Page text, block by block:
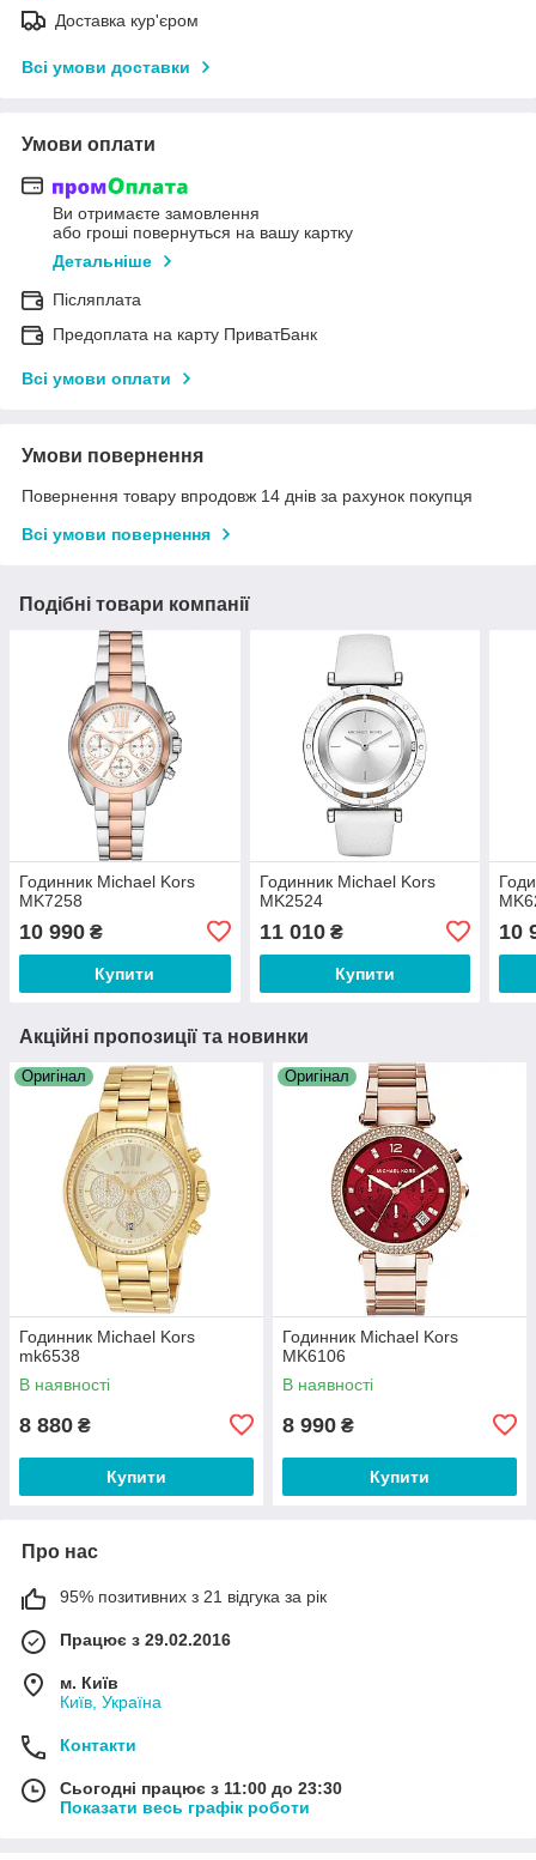
Доставка кур'єром
Всі умови доставки
Умови оплати
Ви отримаєте замовлення
або гроші повернуться на вашу картку
Детальніше
Післяплата
Предоплата на карту ПриватБанк
Всі умови оплати
Умови повернення
Повернення товару впродовж 14 днів за рахунок покупця
Всі умови повернення
Подібні товари компанії
Годинник Michael Kors
MK7258
10 990 ₴
Купити
Годинник Michael Kors
MK2524
11 010₴
Купити
10
Акційні пропозиції та новинки
Оригінал
Годинник Michael Kors
mk6538
В наявності
8 880 ₴
Купити
Оригінал
Годинник Michael Kors
MK6106
В наявності
8 990 ₴
Купити
Про нас
95% позитивних з 21 відгука за рік
Працює з 29.02.2016
м. Київ
Київ, Україна
Контакти
Сьогодні працює з 11:00 до 23:30
Показати весь графік роботи